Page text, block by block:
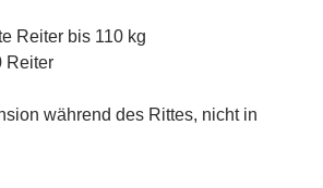
Reiter bis 110 kg
Reiter
während des Rittes, nicht in